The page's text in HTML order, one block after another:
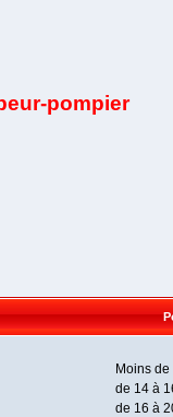
pompier
Moins
de 14 à
de 16 à